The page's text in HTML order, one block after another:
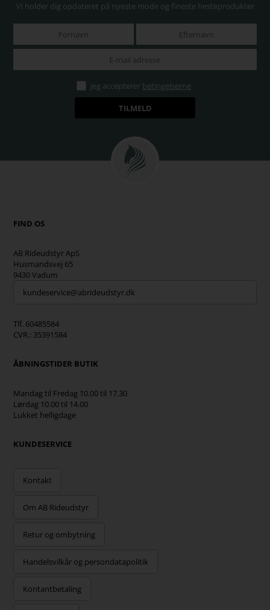
Vi holder dig opdateret på nyeste mode og fineste hesteprodukter
Jeg accepterer betingelserne
FIND OS
AB Rideudstyr ApS
Husmandsvej 65
9430 Vadum
kundeservice@abrideudstyr.dk
Tlf. 60485584
CVR.: 35391584
ÅBNINGSTIDER BUTIK
Mandag til Fredag 10.00 til 17.30
Lørdag 10.00 til 14.00
Lukket helligdage
KUNDESERVICE
Kontakt
Om AB Rideudstyr
Retur og ombytning
Handelsvilkår og persondatapolitik
Kontantbetaling